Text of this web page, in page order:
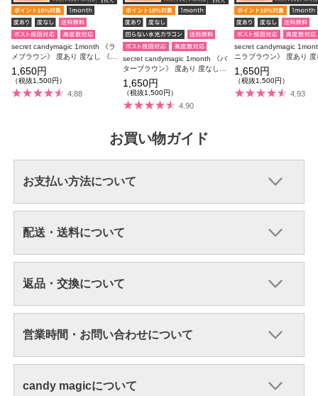
secret candymagic 1month 《ラ
メブラウン》 度あり 度なし 《両
目分(2枚)》
1,650円
（税抜1,500円）
4.88
secret candymagic 1month 《バ
ターブラウン》 度あり 度なし
《両目分(2枚)》
1,650円
（税抜1,500円）
4.90
secret candymagic
ニラブラウン》 度あり 度
《両目分(2枚)》
1,650円
（税抜1,500円）
4.93
お買い物ガイド
お支払い方法について
配送・送料について
返品・交換について
営業時間・お問い合わせについて
candy magicについて